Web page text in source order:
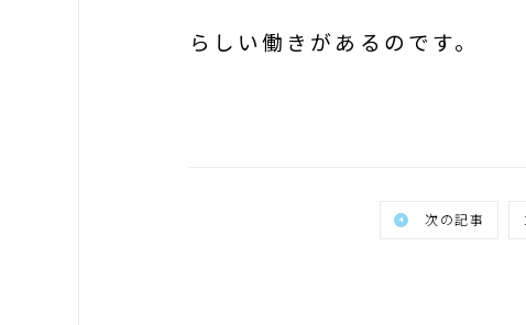
らしい働きがあるのです。
次の記事